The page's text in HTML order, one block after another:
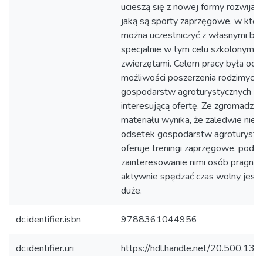
ucieszą się z nowej formy
jaką są sporty zaprzęgowe, w
można uczestniczyć z własnymi
specjalnie w tym celu szkolonymi
zwierzętami. Celem pracy była
możliwości poszerzenia rodzimych
gospodarstw agroturystycznych o
interesującą ofertę. Ze
materiału wynika, że zaledwie
odsetek gospodarstw
oferuje treningi zaprzęgowe,
zainteresowanie nimi osób
aktywnie spędzać czas wolny jest
duże.
dc.identifier.isbn 9788361044956
dc.identifier.uri https://hdl.handle.net/